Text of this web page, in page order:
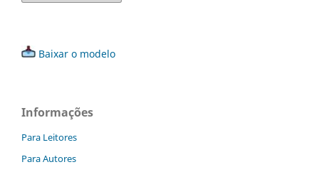
Baixar o modelo
Informações
Para Leitores
Para Autores